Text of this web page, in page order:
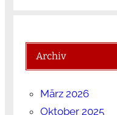
Archiv
März 2026
Oktober 2025